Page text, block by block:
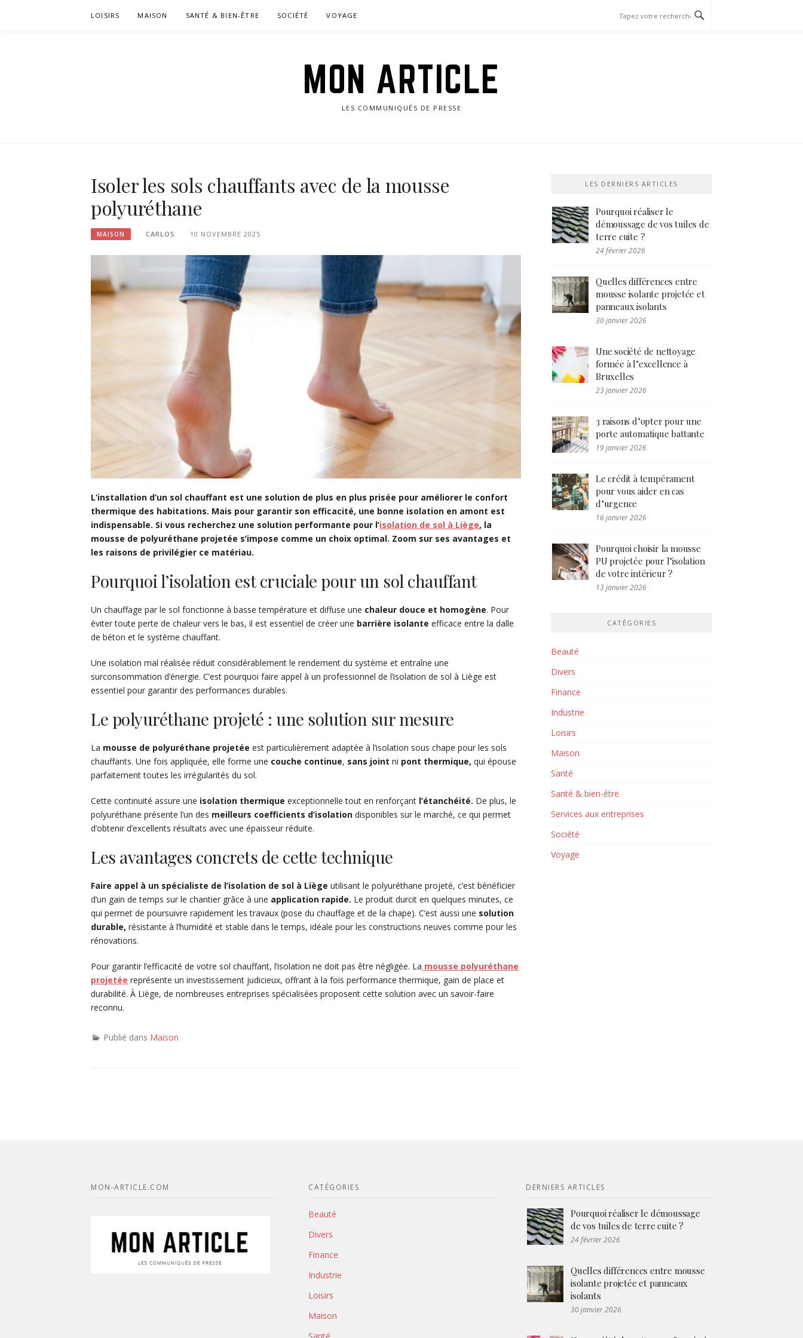
LOISIRS MAISON SANTÉ & BIEN-ÊTRE SOCIÉTÉ VOYAGE
MON ARTICLE
LES COMMUNIQUÉS DE PRESSE
Isoler les sols chauffants avec de la mousse
polyuréthane
MAISON CARLOS 10 NOVEMBRE 2025
L’installation d’un sol chauffant est une solution de plus en plus prisée pour améliorer le confort
thermique des habitations. Mais pour garantir son efficacité, une bonne isolation en amont est
indispensable. Si vous recherchez une solution performante pour l’isolation de sol à Liège, la
mousse de polyuréthane projetée s’impose comme un choix optimal. Zoom sur ses avantages et
les raisons de privilégier ce matériau.
Pourquoi l’isolation est cruciale pour un sol chauffant
Un chauffage par le sol fonctionne à basse température et diffuse une chaleur douce et homogène. Pour
éviter toute perte de chaleur vers le bas, il est essentiel de créer une barrière isolante efficace entre la dalle
de béton et le système chauffant.
Une isolation mal réalisée réduit considérablement le rendement du système et entraîne une
surconsommation d’énergie. C’est pourquoi faire appel à un professionnel de l’isolation de sol à Liège est
essentiel pour garantir des performances durables.
Le polyuréthane projeté : une solution sur mesure
La mousse de polyuréthane projetée est particulièrement adaptée à l’isolation sous chape pour les sols
chauffants. Une fois appliquée, elle forme une couche continue, sans joint ni pont thermique, qui épouse
parfaitement toutes les irrégularités du sol.
Cette continuité assure une isolation thermique exceptionnelle tout en renforçant l’étanchéité. De plus, le
polyuréthane présente l’un des meilleurs coefficients d’isolation disponibles sur le marché, ce qui permet
d’obtenir d’excellents résultats avec une épaisseur réduite.
Les avantages concrets de cette technique
Faire appel à un spécialiste de l’isolation de sol à Liège utilisant le polyuréthane projeté, c’est bénéficier
d’un gain de temps sur le chantier grâce à une application rapide. Le produit durcit en quelques minutes, ce
qui permet de poursuivre rapidement les travaux (pose du chauffage et de la chape). C’est aussi une solution
durable, résistante à l’humidité et stable dans le temps, idéale pour les constructions neuves comme pour les
rénovations.
Pour garantir l’efficacité de votre sol chauffant, l’isolation ne doit pas être négligée. La mousse polyuréthane
projetée représente un investissement judicieux, offrant à la fois performance thermique, gain de place et
durabilité. À Liège, de nombreuses entreprises spécialisées proposent cette solution avec un savoir-faire
reconnu.
Publié dans Maison
LES DERNIERS ARTICLES
Pourquoi réaliser le
démoussage de vos tuiles de
terre cuite ?
24 février 2026
Quelles différences entre
mousse isolante projetée et
panneaux isolants
30 janvier 2026
Une société de nettoyage
formée à l’excellence à
Bruxelles
23 janvier 2026
3 raisons d’opter pour une
porte automatique battante
19 janvier 2026
Le crédit à tempérament
pour vous aider en cas
d’urgence
16 janvier 2026
Pourquoi choisir la mousse
PU projetée pour l’isolation
de votre intérieur ?
13 janvier 2026
CATÉGORIES
Beauté
Divers
Finance
Industrie
Loisirs
Maison
Santé
Santé & bien-être
Services aux entreprises
Société
Voyage
MON-ARTICLE.COM CATÉGORIES
Beauté
Divers
Finance
Industrie
Loisirs
Maison
DERNIERS ARTICLES
Pourquoi réaliser le démoussage
de vos tuiles de terre cuite ?
24 février 2026
Quelles différences entre mousse
isolante projetée et panneaux
isolants
30 janvier 2026